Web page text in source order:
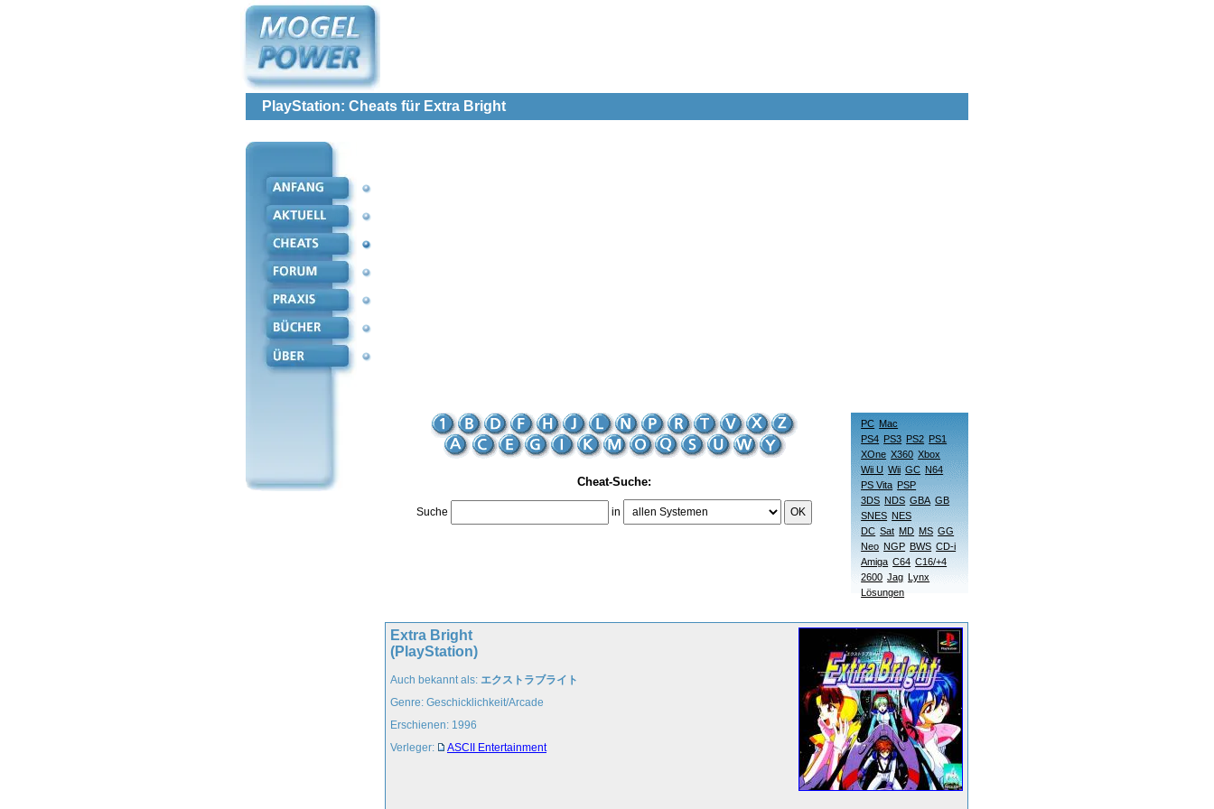
PlayStation: Cheats für Extra Bright
Cheat-Suche:
Suche in OK
PC Mac
PS4 PS3 PS2 PS1
XOne X360 Xbox
Wii U Wii GC N64
PS Vita PSP
3DS NDS GBA GB
SNES NES
DC Sat MD MS GG
Neo NGP BWS CD-i
Amiga C64 C16/+4
2600 Jag Lynx
Lösungen
Extra Bright
(PlayStation)
Auch bekannt als: エクストラブライト
Genre: Geschicklichkeit/Arcade
Erschienen: 1996
Verleger:
ASCII Entertainment